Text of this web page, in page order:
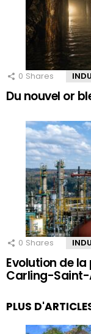
0 Shares
Du nouvel or
0 Shares
Evolution de
Carling-
PLUS